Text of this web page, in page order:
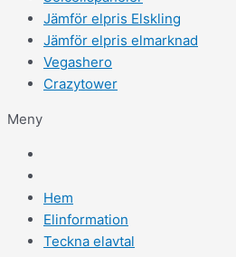
Jämför elpris Elskling
Jämför elpris elmarknad
Vegashero
Crazytower
Meny
Hem
Elinformation
Teckna elavtal